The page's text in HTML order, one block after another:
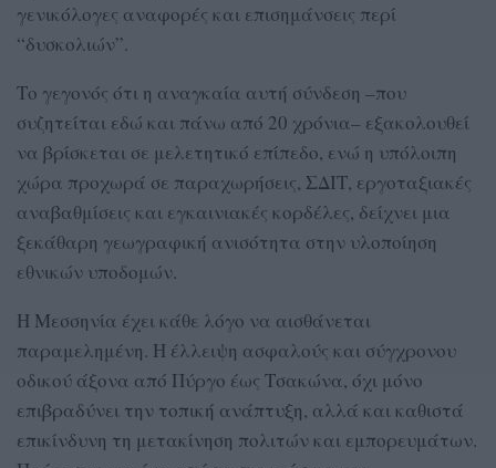
γενικόλογες αναφορές και επισημάνσεις περί
“δυσκολιών”.
Το γεγονός ότι η αναγκαία αυτή σύνδεση –που
συζητείται εδώ και πάνω από 20 χρόνια– εξακολουθεί
να βρίσκεται σε μελετητικό επίπεδο, ενώ η υπόλοιπη
χώρα προχωρά σε παραχωρήσεις, ΣΔΙΤ, εργοταξιακές
αναβαθμίσεις και εγκαινιακές κορδέλες, δείχνει μια
ξεκάθαρη γεωγραφική ανισότητα στην υλοποίηση
εθνικών υποδομών.
Η Μεσσηνία έχει κάθε λόγο να αισθάνεται
παραμελημένη. Η έλλειψη ασφαλούς και σύγχρονου
οδικού άξονα από Πύργο έως Τσακώνα, όχι μόνο
επιβραδύνει την τοπική ανάπτυξη, αλλά και καθιστά
επικίνδυνη τη μετακίνηση πολιτών και εμπορευμάτων.